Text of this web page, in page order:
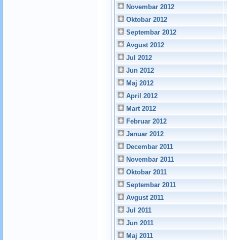
Novembar 2012
Oktobar 2012
Septembar 2012
Avgust 2012
Jul 2012
Jun 2012
Maj 2012
April 2012
Mart 2012
Februar 2012
Januar 2012
Decembar 2011
Novembar 2011
Oktobar 2011
Septembar 2011
Avgust 2011
Jul 2011
Jun 2011
Maj 2011